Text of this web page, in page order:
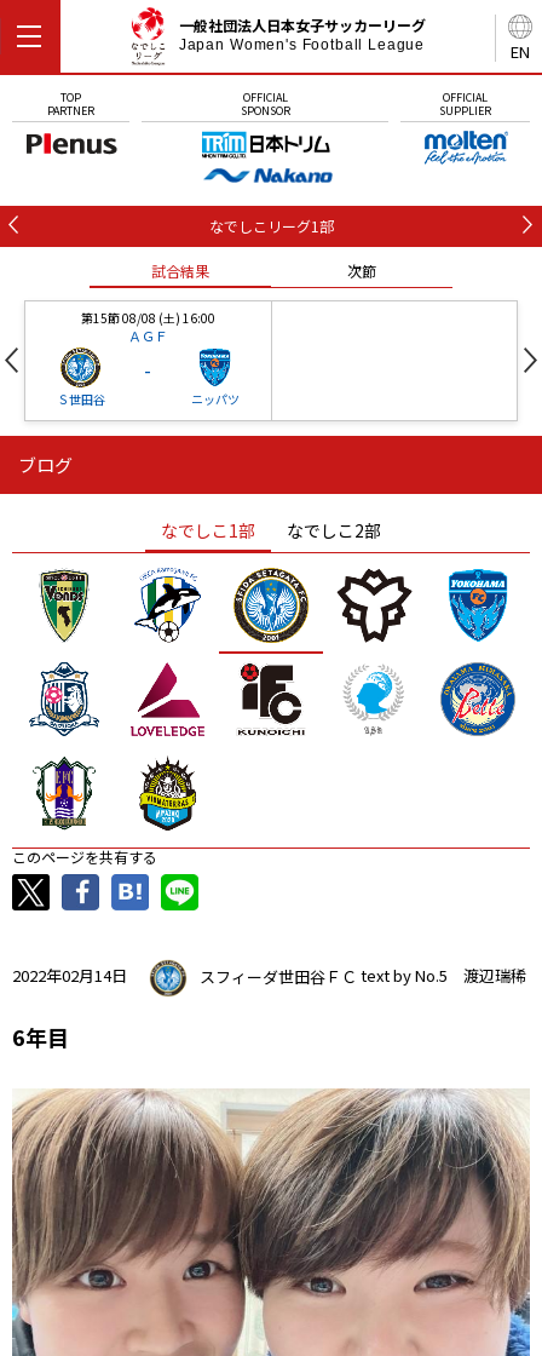
EN
一般社団法人日本女子サッカーリーグ
Japan Women's Football League
TOP
PARTNER
OFFICIAL
SPONSOR
OFFICIAL
SUPPLIER
なでしこリーグ1部
試合結果 次節
第15節 08/08 (土) 16:00
ＡＧＦ
Ｓ世田谷
-
ニッパツ
ニッパツ
ニッパツ 名古屋
石人の星
静岡 愛媛Ｌ
ブログ
なでしこ1部 なでしこ2部
このページを共有する
2022年02月14日 スフィーダ世田谷ＦＣ text by No.5 渡辺瑞稀
6年目